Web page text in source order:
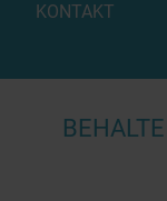
KONTAKT